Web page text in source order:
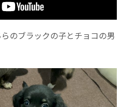
のブラックの子とチョコの男